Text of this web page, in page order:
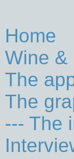
Home
Wine &
The
The
--- The